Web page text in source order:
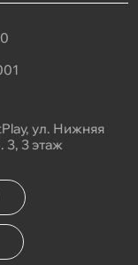
ул. Нижняя
3, 3 этаж